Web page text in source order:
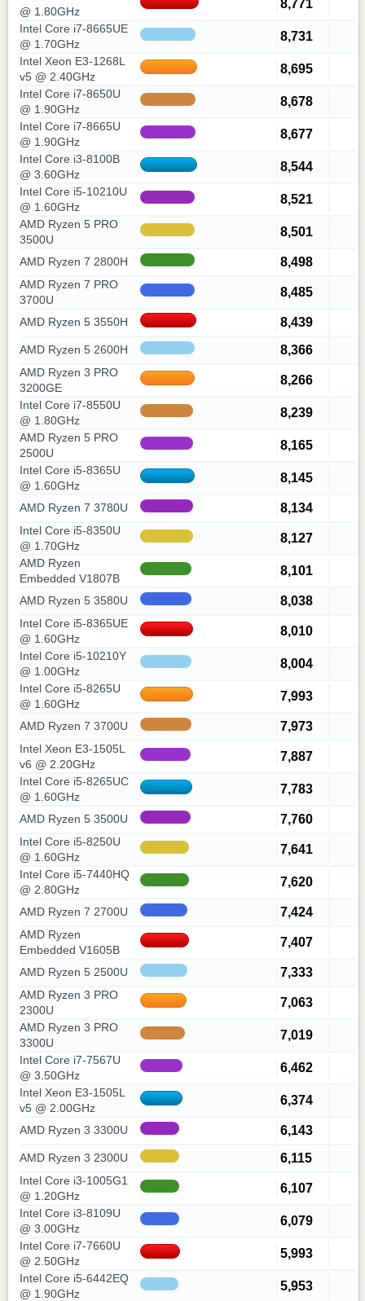
@ 1.80GHz
8,771
Intel Core i7-8665UE
@ 1.70GHz
8,731
Intel Xeon E3-1268L
v5 @ 2.40GHz
8,695
Intel Core i7-8650U
@ 1.90GHz
8,678
Intel Core i7-8665U
@ 1.90GHz
8,677
Intel Core i3-8100B
@ 3.60GHz
8,544
Intel Core i5-10210U
@ 1.60GHz
8,521
AMD Ryzen 5 PRO
3500U
8,501
AMD Ryzen 7 2800H 8,498
AMD Ryzen 7 PRO
3700U
8,485
AMD Ryzen 5 3550H 8,439
AMD Ryzen 5 2600H 8,366
AMD Ryzen 3 PRO
3200GE
8,266
Intel Core i7-8550U
@ 1.80GHz
8,239
AMD Ryzen 5 PRO
2500U
8,165
Intel Core i5-8365U
@ 1.60GHz
8,145
AMD Ryzen 7 3780U 8,134
Intel Core i5-8350U
@ 1.70GHz
8,127
AMD Ryzen
Embedded V1807B
8,101
AMD Ryzen 5 3580U 8,038
Intel Core i5-8365UE
@ 1.60GHz
8,010
Intel Core i5-10210Y
@ 1.00GHz
8,004
Intel Core i5-8265U
@ 1.60GHz
7,993
AMD Ryzen 7 3700U 7,973
Intel Xeon E3-1505L
v6 @ 2.20GHz
7,887
Intel Core i5-8265UC
@ 1.60GHz
7,783
AMD Ryzen 5 3500U 7,760
Intel Core i5-8250U
@ 1.60GHz
7,641
Intel Core i5-7440HQ
@ 2.80GHz
7,620
AMD Ryzen 7 2700U 7,424
AMD Ryzen
Embedded V1605B
7,407
AMD Ryzen 5 2500U 7,333
AMD Ryzen 3 PRO
2300U
7,063
AMD Ryzen 3 PRO
3300U
7,019
Intel Core i7-7567U
@ 3.50GHz
6,462
Intel Xeon E3-1505L
v5 @ 2.00GHz
6,374
AMD Ryzen 3 3300U 6,143
AMD Ryzen 3 2300U 6,115
Intel Core i3-1005G1
@ 1.20GHz
6,107
Intel Core i3-8109U
@ 3.00GHz
6,079
Intel Core i7-7660U
@ 2.50GHz
5,993
Intel Core i5-6442EQ
@ 1.90GHz
5,953